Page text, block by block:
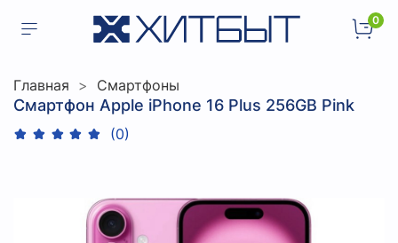
0
Главная Смартфоны
Смартфон Apple iPhone 16 Plus 256GB Pink
(0)